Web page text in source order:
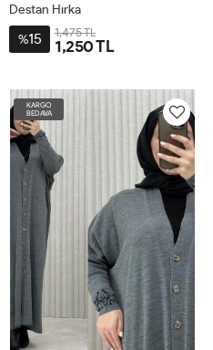
60
Destan Hırka
%15 1,475 TL
1,250 TL
KARGO
BEDAVA